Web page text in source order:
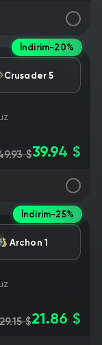
İndirim-20%
Crusader 5
$39.94 $
İndirim-25%
Archon 1
$21.86 $